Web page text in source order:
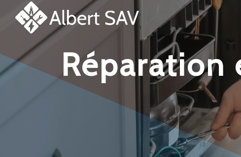
réparation et dépannage lave-linge
Panneau de gestion des cookies